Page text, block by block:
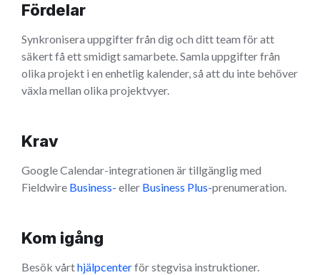
Fördelar
Synkronisera uppgifter från dig och ditt team för att
säkert få ett smidigt samarbete. Samla uppgifter från
olika projekt i en enhetlig kalender, så att du inte behöver
växla mellan olika projektvyer.
Krav
Google Calendar-integrationen är tillgänglig med
Fieldwire Business- eller Business Plus-prenumeration.
Kom igång
Besök vårthjälpcenterför stegvisa instruktioner.